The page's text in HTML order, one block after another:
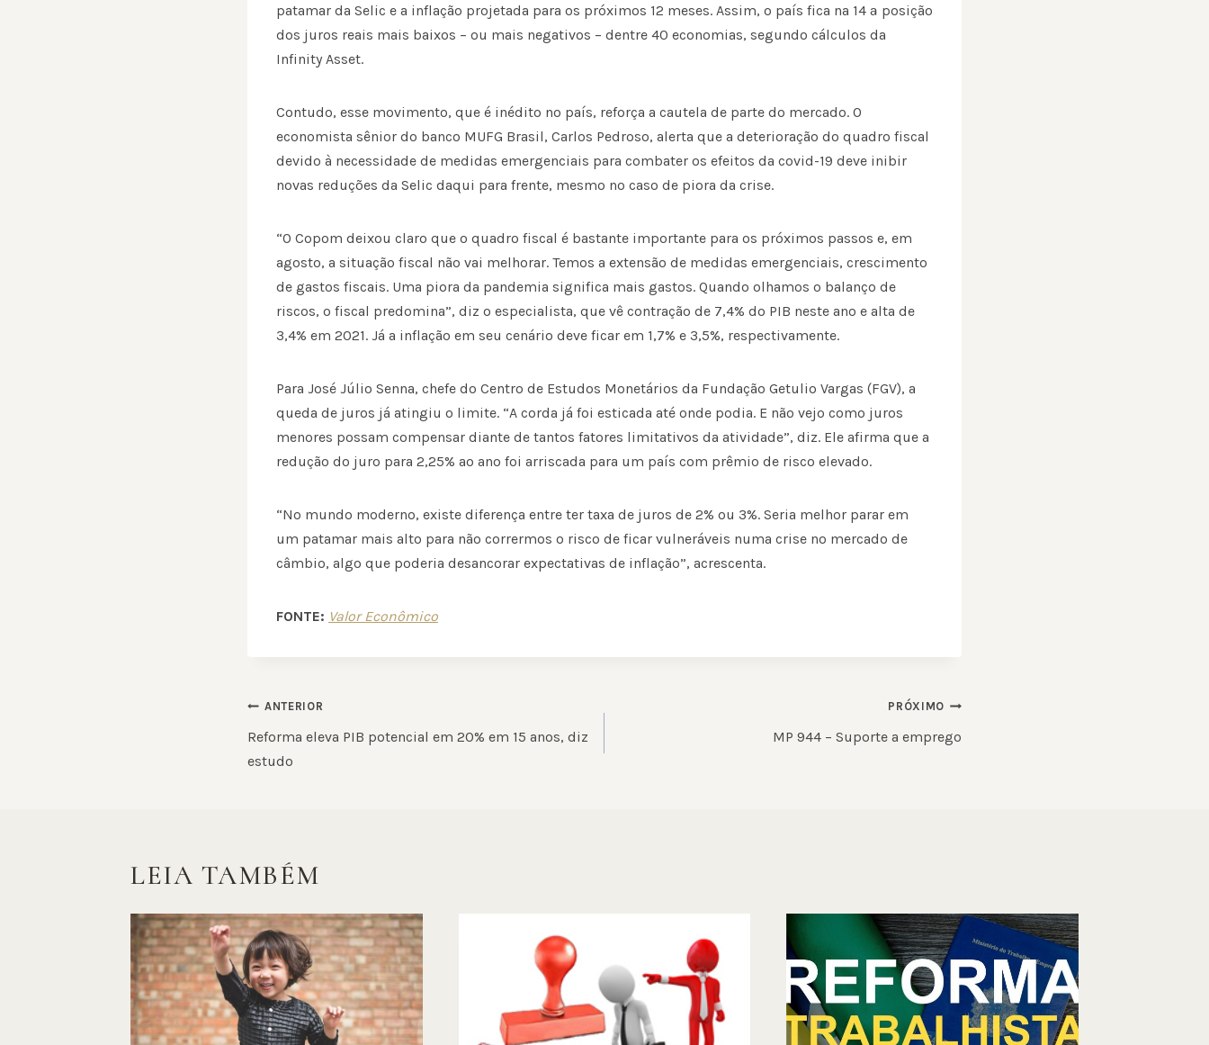
patamar da Selic e a inflação projetada para os próximos 12 meses. Assim, o país fica na 14 ª posição
dos juros reais mais baixos – ou mais negativos – dentre 40 economias, segundo cálculos da
Infinity Asset.
Contudo, esse movimento, que é inédito no país, reforça a cautela de parte do mercado. O
economista sênior do banco MUFG Brasil, Carlos Pedroso, alerta que a deterioração do quadro fiscal
devido à necessidade de medidas emergenciais para combater os efeitos da covid-19 deve inibir
novas reduções da Selic daqui para frente, mesmo no caso de piora da crise.
“O Copom deixou claro que o quadro fiscal é bastante importante para os próximos passos e, em
agosto, a situação fiscal não vai melhorar. Temos a extensão de medidas emergenciais, crescimento
de gastos fiscais. Uma piora da pandemia significa mais gastos. Quando olhamos o balanço de
riscos, o fiscal predomina”, diz o especialista, que vê contração de 7,4% do PIB neste ano e alta de
3,4% em 2021. Já a inflação em seu cenário deve ficar em 1,7% e 3,5%, respectivamente.
Para José Júlio Senna, chefe do Centro de Estudos Monetários da Fundação Getulio Vargas (FGV), a
queda de juros já atingiu o limite. “A corda já foi esticada até onde podia. E não vejo como juros
menores possam compensar diante de tantos fatores limitativos da atividade”, diz. Ele afirma que a
redução do juro para 2,25% ao ano foi arriscada para um país com prêmio de risco elevado.
“No mundo moderno, existe diferença entre ter taxa de juros de 2% ou 3%. Seria melhor parar em
um patamar mais alto para não corrermos o risco de ficar vulneráveis numa crise no mercado de
câmbio, algo que poderia desancorar expectativas de inflação”, acrescenta.
FONTE: Valor Econômico
NAVEGAÇÃO
DE
POST
ANTERIOR
Reforma eleva PIB potencial em 20% em 15 anos, diz
estudo
PRÓXIMO
MP 944 – Suporte a emprego
LEIA TAMBÉM